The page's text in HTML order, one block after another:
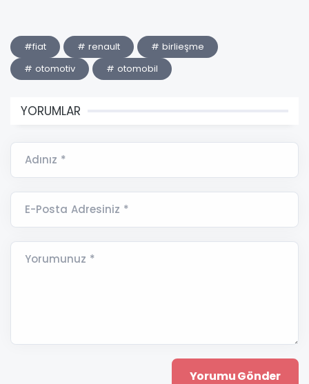
#fiat # renault
# birlieşme
# otomotiv
# otomobil
YORUMLAR
Adınız *
E-Posta Adresiniz *
Yorumunuz *